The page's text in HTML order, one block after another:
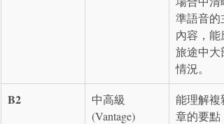
準語音的
內容，能
旅途中大
情況。
B2
中高級
(Vantage)
能理解複
章的要點